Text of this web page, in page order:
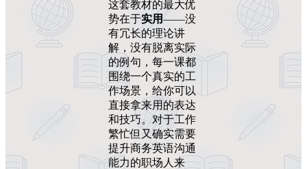
这套教材的最大优
势在于实用——没
有冗长的理论讲
解，没有脱离实际
的例句，每一课都
围绕一个真实的工
作场景，给你可以
直接拿来用的表达
和技巧。对于工作
繁忙但又确实需要
提升商务英语沟通
能力的职场人来